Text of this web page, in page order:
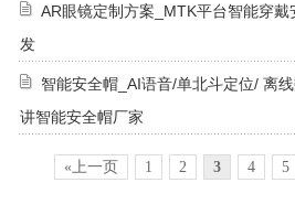
AR眼镜定制方案_MTK平台智能穿戴
发
智能安全帽_AI语音/单北斗定位/ 离
讲智能安全帽厂家
«上一页 1 2 3 4 5